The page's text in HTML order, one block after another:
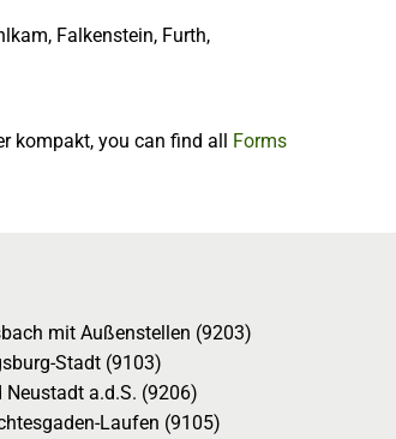
Falkenstein, Furth,
kompakt, you can find all Forms
mit Außenstellen (9203)
Stadt (9103)
Neustadt a.d.S. (9206)
Laufen (9105)